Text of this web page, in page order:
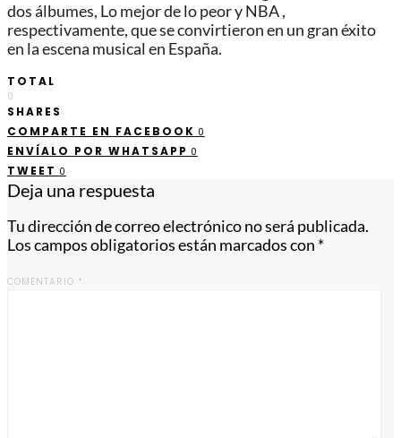
dos álbumes, Lo mejor de lo peor y NBA ,
respectivamente, que se convirtieron en un gran éxito
en la escena musical en España.
TOTAL
0
SHARES
COMPARTE EN FACEBOOK 0
ENVÍALO POR WHATSAPP 0
TWEET 0
Deja una respuesta
Tu dirección de correo electrónico no será publicada.
Los campos obligatorios están marcados con *
COMENTARIO *